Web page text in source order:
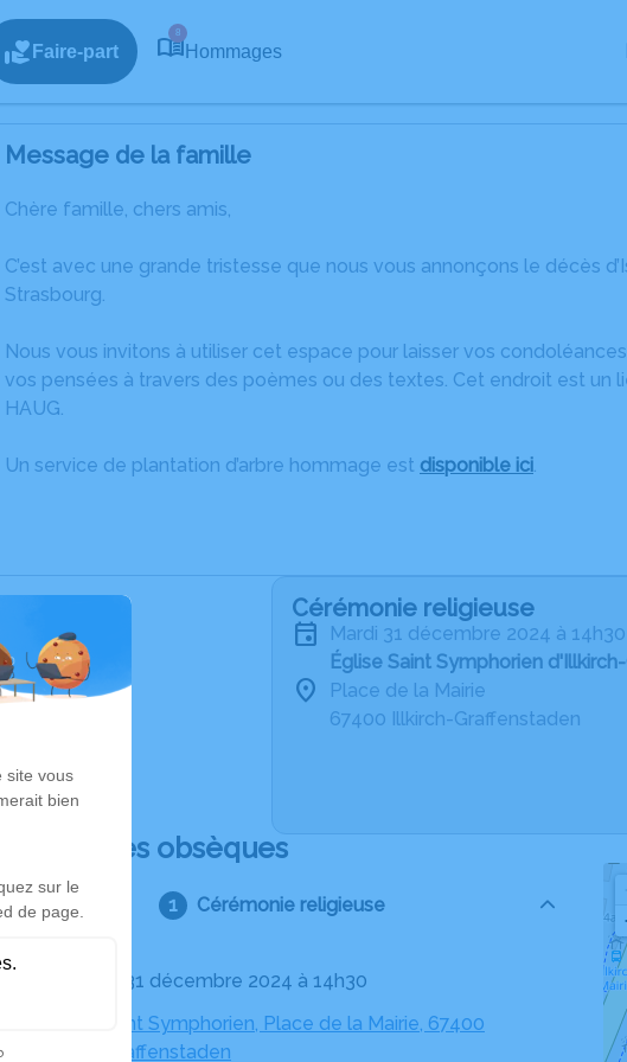
Faire-part
8
Hommages
Message de la famille
Chère famille, chers amis,
C’est avec une grande tristesse que nous vous annonçons le décès
Strasbourg.
Nous vous invitons à utiliser cet espace pour laisser vos
vos pensées à travers des poèmes ou des textes. Cet endroit est un
HAUG.
Un service de plantation d’arbre hommage est disponible ici.
Cérémonie religieuse
mardi 31 décembre 2024 à 14h30
Église Saint Symphorien
Place de la Mairie
67400 Illkirch-Graffenstaden
Déroulé des obsèques
Cérémonie religieuse
Le mardi 31 décembre 2024 à 14h30
Église Saint Symphorien, Place de la Mairie, 67400
Illkirch-Graffenstaden